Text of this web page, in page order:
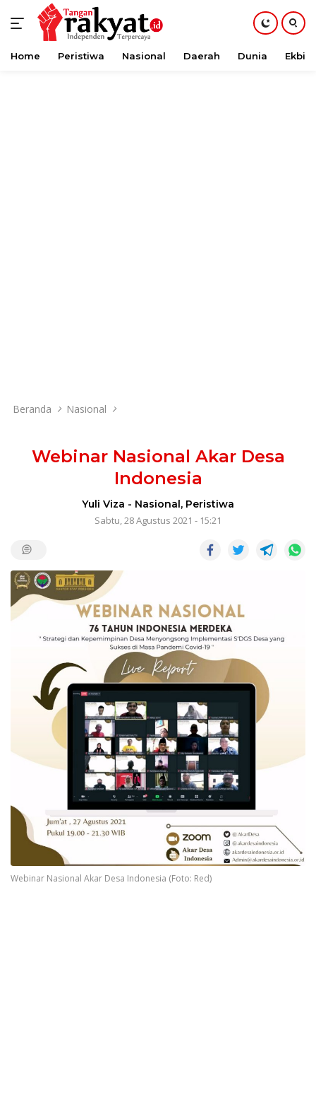
Langsung
Home Peristiwa Nasional Daerah Dunia Ekbis
Beranda Nasional
Webinar Nasional Akar Desa
Indonesia
Yuli Viza - Nasional, Peristiwa
Sabtu, 28 Agustus 2021 - 15:21
Webinar Nasional Akar Desa Indonesia (Foto: Red)